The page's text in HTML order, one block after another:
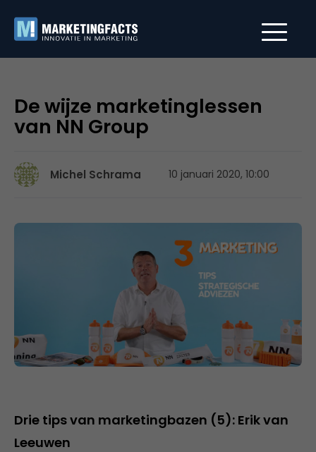
De wijze marketinglessen
van NN Group
Michel Schrama 10 januari 2020, 10:00
Drie tips van marketingbazen (5): Erik van
Leeuwen